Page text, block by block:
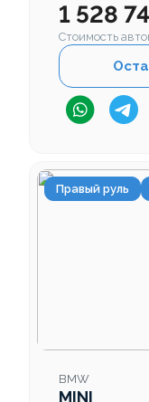
1 528
Стоимость
Правый руль
BMW
MINI